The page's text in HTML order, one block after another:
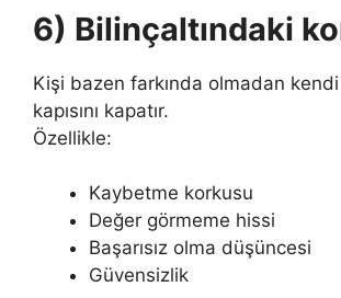
6) Bilinçaltındaki
Kişi bazen farkında olmadan kendi
kapısını kapatır.
Özellikle:
Kaybetme korkusu
Değer görmeme hissi
Başarısız olma düşüncesi
Güvensizlik